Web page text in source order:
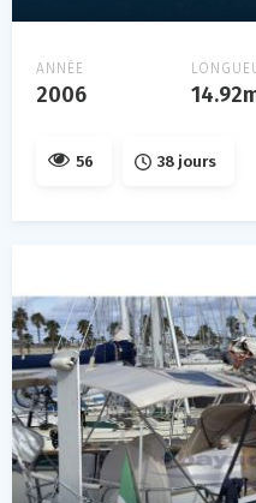
ANNÉE
2006
56 38 jours